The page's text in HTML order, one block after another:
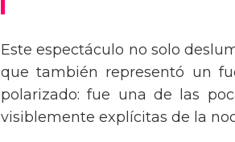
Este espectáculo no solo
que también representó un
polarizado: fue una de las
visiblemente explícitas de la